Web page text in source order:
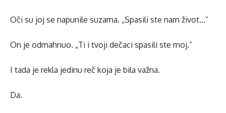
Oči su joj se napunile suzama. „Spasili ste nam život…”
On je odmahnuo. „Ti i tvoji dečaci spasili ste moj.”
I tada je rekla jedinu reč koja je bila važna.
Da.